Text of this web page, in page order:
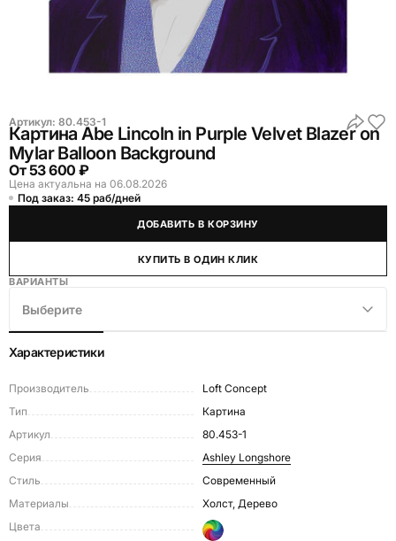
Артикул: 80.453-1
Картина Abe Lincoln in Purple Velvet Blazer on
Mylar Balloon Background
От53 600 ₽
Цена актуальна на 06.08.2026
Под заказ: 45 раб/дней
ДОБАВИТЬ В КОРЗИНУ
КУПИТЬ В ОДИН КЛИК
ВАРИАНТЫ
Выберите
Характеристики
Производитель
Loft Concept
Тип
Картина
Артикул
80.453-1
Серия
Ashley Longshore
Стиль
Современный
Материалы
Холст, Дерево
Цвета